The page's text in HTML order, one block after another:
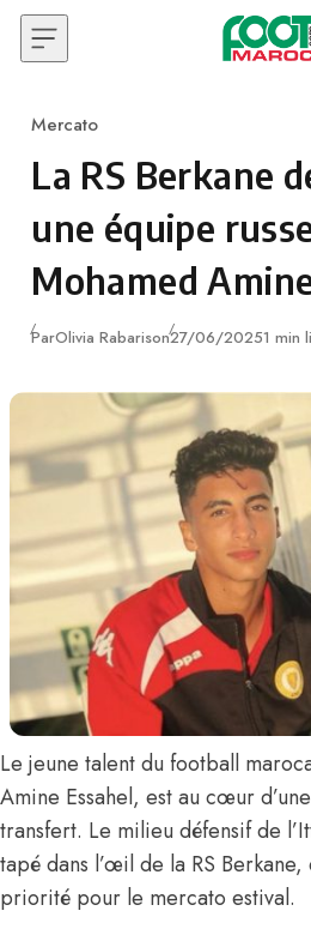
Skip to content
Category
Mercato
La RS Berkane
une équipe
Mohamed
ParOlivia RabarisonPublié
27/06/20251 min
Le jeune talent du football
Amine Essahel, est au cœur
transfert. Le milieu défensif de
tapé dans l’œil de la RS
priorité pour le mercato estival.